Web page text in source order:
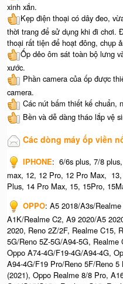
xinh xắn.
Kẹp điện thoại có dây đeo,
thời trang để sử dụng khi đi chơi.
thoại rất tiện để hoạt đông, chụp
Ốp dẻo ôm sát toàn bộ lưng
xước.
Phần camera của ốp được
camera.
Các nút bấm thiết kế chuẩn,
Bền và dễ dàng tháo lắp vệ
Các dòng máy ốp viền
IPHONE: 6/6s plus, 7/8
max, 12, 12 Pro, 12 Pro Max,
Plus, 14 Pro Max, 15, 15Pro,
OPPO: A5 2018/A3s/
A1K/Realme C2, A9 2020/A5
2020, Reno 2Z/2F, Realme C15,
5G/Reno 5Z-5G/A94-5G, Realme
Oppo A74-4G/F19-4G/A94-4G,
A94-4G/F19 Pro/Reno 5F/Reno
(2021), Oppo Realme 8/8 Pro,